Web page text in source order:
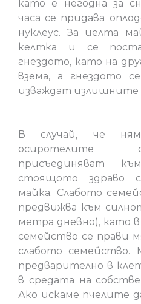
като е негодна за
часа се придава
нуклеус. За целта
келтка и се
гнездото, като на
взема, а гнездото
изваждат излишните
В случай, че
осиротелите
присъединяват
стоящото здраво
майка. Слабото
предвижва към
метра дневно), като
семейство се прави
слабото семейство.
предварително в
в средата на
Ако искаме пчелите